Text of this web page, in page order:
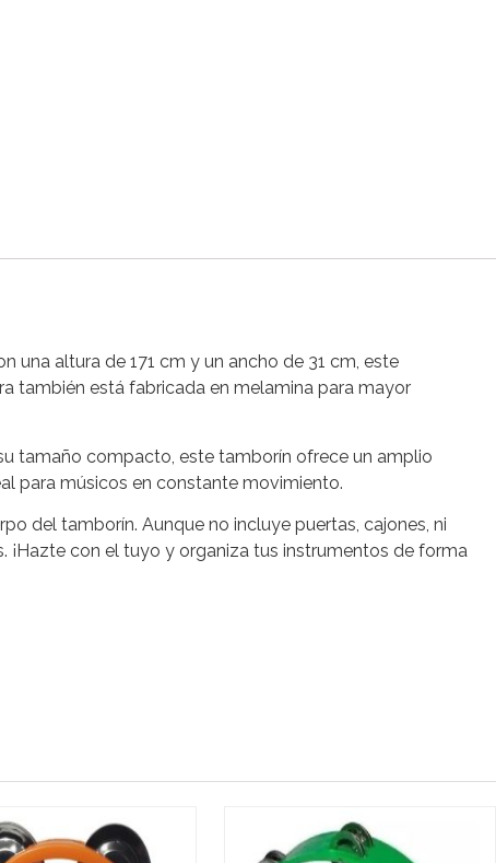
una altura de 171 cm y un ancho de 31 cm, este
también está fabricada en melamina para mayor
tamaño compacto, este tamborín ofrece un amplio
para músicos en constante movimiento.
del tamborín. Aunque no incluye puertas, cajones, ni
¡Hazte con el tuyo y organiza tus instrumentos de forma